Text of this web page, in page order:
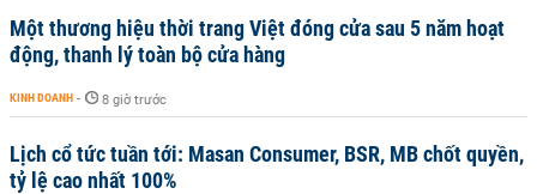
Một thương hiệu thời trang Việt đóng cửa sau 5 năm hoạt
động, thanh lý toàn bộ cửa hàng
KINH DOANH - 8 giờ trước
Lịch cổ tức tuần tới: Masan Consumer, BSR, MB chốt quyền,
tỷ lệ cao nhất 100%